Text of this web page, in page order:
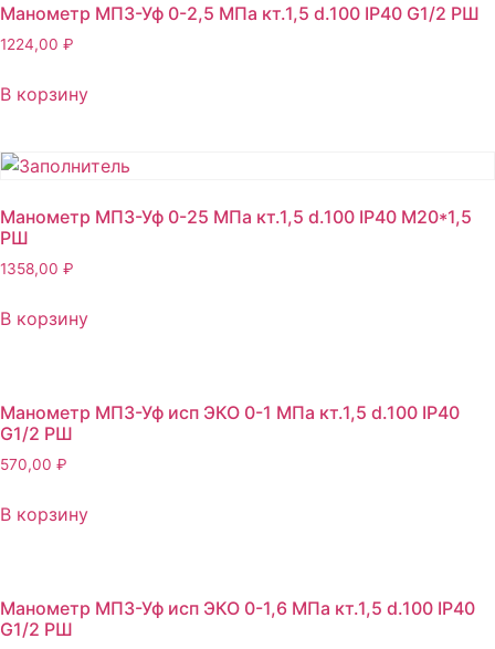
Манометр МП3-Уф 0-2,5 МПа кт.1,5 d.100 IP40 G1/2 РШ
1224,00 ₽
В корзину
Манометр МП3-Уф 0-25 МПа кт.1,5 d.100 IP40 М20*1,5
РШ
1358,00 ₽
В корзину
Манометр МП3-Уф исп ЭКО 0-1 МПа кт.1,5 d.100 IP40
G1/2 РШ
570,00 ₽
В корзину
Манометр МП3-Уф исп ЭКО 0-1,6 МПа кт.1,5 d.100 IP40
G1/2 РШ